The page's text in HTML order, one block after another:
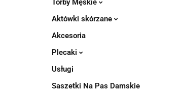
Torby Męskie
Aktówki skórzane
Akcesoria
Plecaki
Usługi
Saszetki Na Pas Damskie